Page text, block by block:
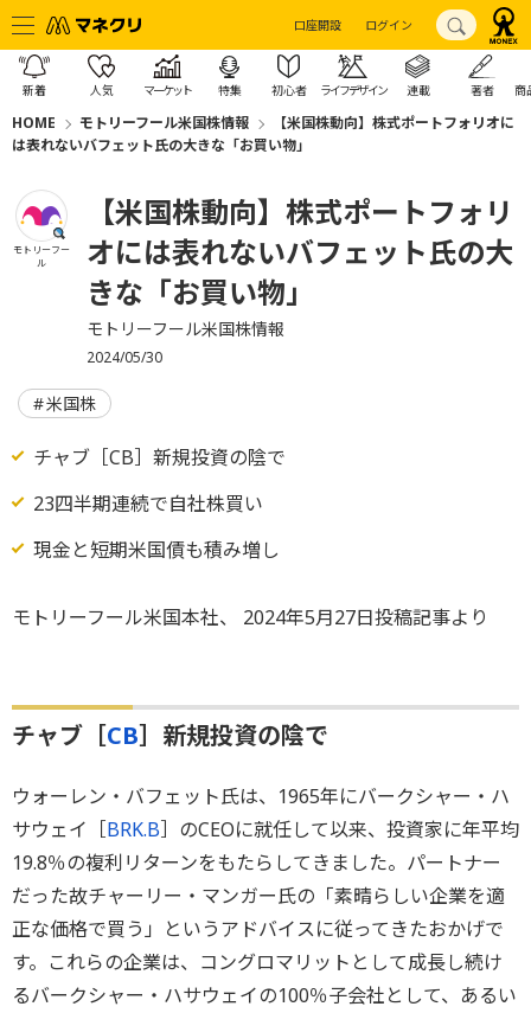
口座開設 ログイン
新着 人気 マーケット 特集 初心者 ライフデザイン 連載 著者 商
HOME モトリーフール米国株情報
【米国株動向】株式ポートフォリオに
は表れないバフェット氏の大きな「お買い物」
モトリーフー
ル
【米国株動向】株式ポートフォリ
オには表れないバフェット氏の大
きな「お買い物」
モトリーフール米国株情報
2024/05/30
米国株
チャブ［CB］新規投資の陰で
23四半期連続で自社株買い
現金と短期米国債も積み増し
モトリーフール米国本社、 2024年5月27日投稿記事より
チャブ［CB］新規投資の陰で
ウォーレン・バフェット氏は、1965年にバークシャー・ハ
サウェイ［BRK.B］のCEOに就任して以来、投資家に年平均
19.8％の複利リターンをもたらしてきました。パートナー
だった故チャーリー・マンガー氏の「素晴らしい企業を適
正な価格で買う」というアドバイスに従ってきたおかげで
す。これらの企業は、コングロマリットとして成長し続け
るバークシャー・ハサウェイの100％子会社として、あるい